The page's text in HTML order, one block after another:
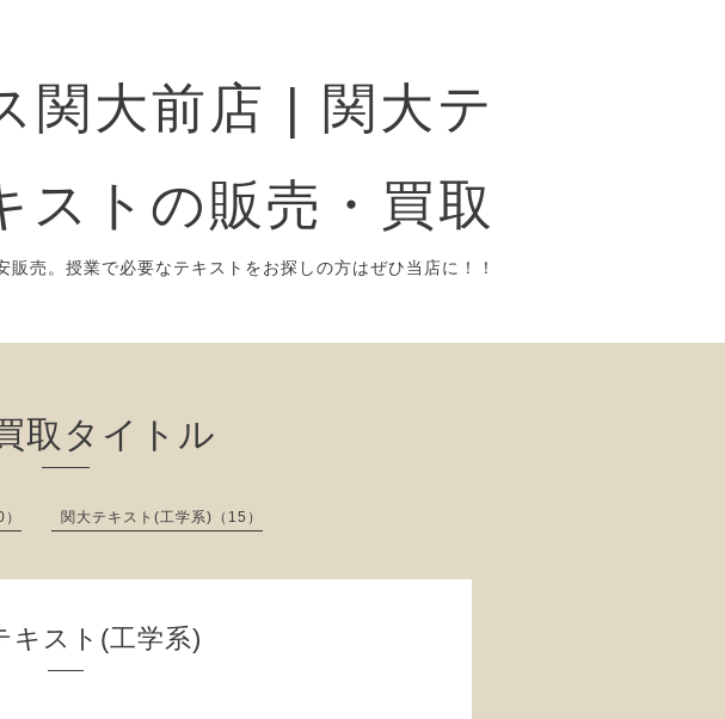
関大前店 | 関大テ
ストの販売・買取
売。授業で必要なテキストをお探しの方はぜひ当店に！！
取タイトル
関大テキスト(工学系)（15）
キスト(工学系)